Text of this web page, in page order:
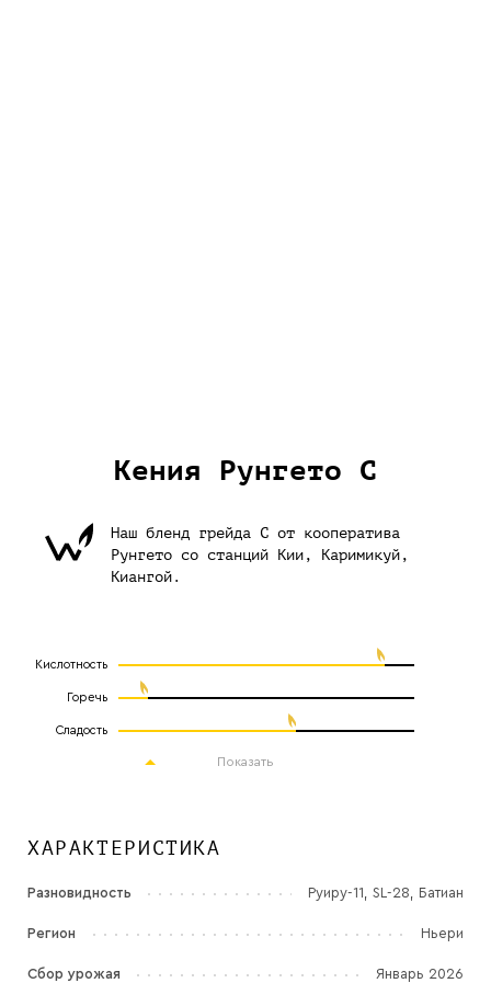
ХАРАКТЕРИСТИКА
Разновидность Руиру-11, SL-28, Батиан
Регион Ньери
Сбор урожая Январь 2026
Кения Рунгето С
Наш бленд грейда С от кооператива
Рунгето со станций Кии, Каримикуй,
Киангой.
Кислотность
Горечь
Сладость
Показать